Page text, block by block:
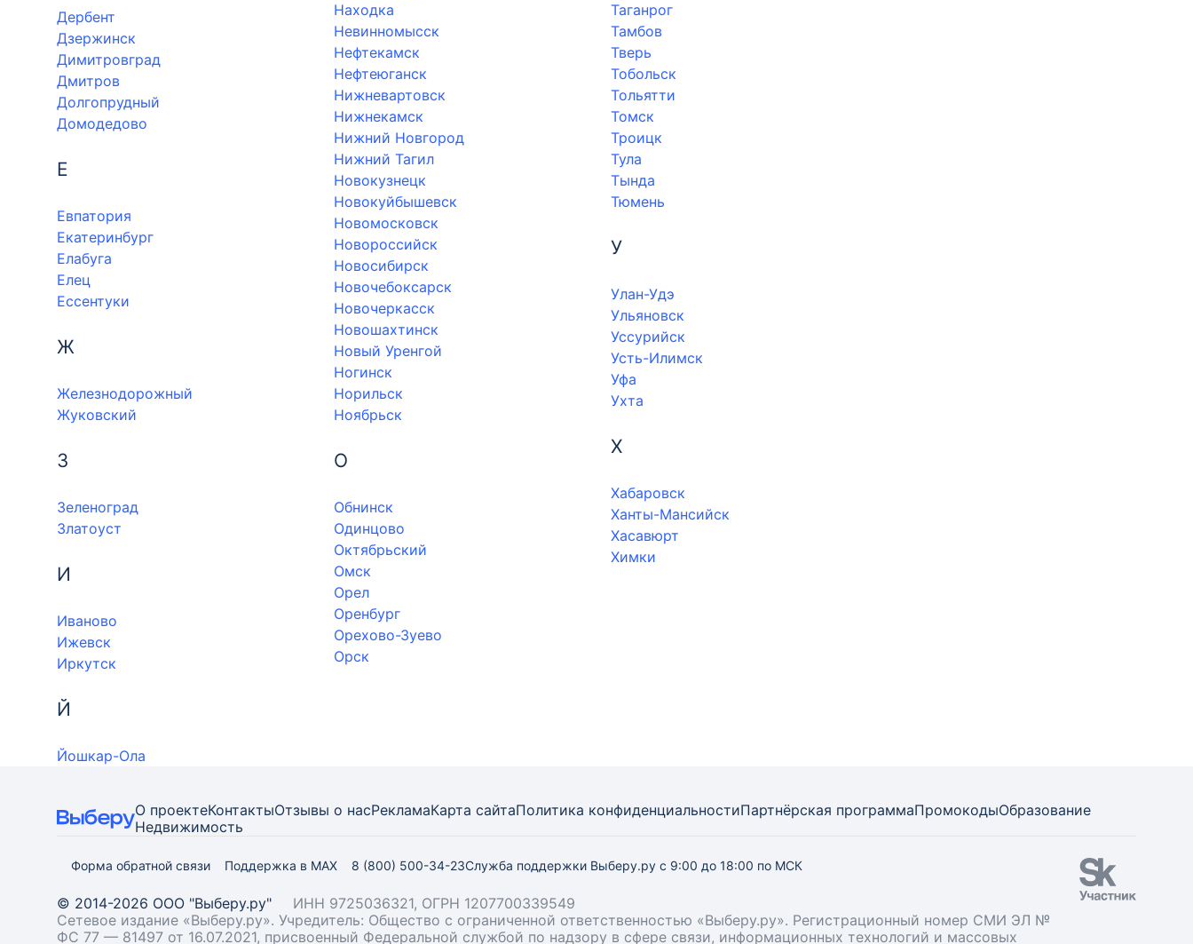
Дербент
Дзержинск
Димитровград
Дмитров
Долгопрудный
Домодедово
Е
Евпатория
Екатеринбург
Елабуга
Елец
Ессентуки
Ж
Железнодорожный
Жуковский
З
Зеленоград
Златоуст
И
Иваново
Ижевск
Иркутск
Й
Йошкар-Ола
Находка
Невинномысск
Нефтекамск
Нефтеюганск
Нижневартовск
Нижнекамск
Нижний Новгород
Нижний Тагил
Новокузнецк
Новокуйбышевск
Новомосковск
Новороссийск
Новосибирск
Новочебоксарск
Новочеркасск
Новошахтинск
Новый Уренгой
Ногинск
Норильск
Ноябрьск
О
Обнинск
Одинцово
Октябрьский
Омск
Орел
Оренбург
Орехово-Зуево
Орск
Таганрог
Тамбов
Тверь
Тобольск
Тольятти
Томск
Троицк
Тула
Тында
Тюмень
У
Улан-Удэ
Ульяновск
Уссурийск
Усть-Илимск
Уфа
Ухта
Х
Хабаровск
Ханты-Мансийск
Хасавюрт
Химки
О проектеКонтактыОтзывы о насРекламаКарта сайтаПолитика конфиденциальностиПартнёрская программаПромокодыОбразование
Недвижимость
Форма обратной связи Поддержка в MAX 8 (800) 500-34-23Служба поддержки Выберу.ру с 9:00 до 18:00 по МСК
© 2014-2026 ООО "Выберу.ру"
ИНН 9725036321, ОГРН 1207700339549
Сетевое издание «Выберу.ру». Учредитель: Общество с ограниченной ответственностью «Выберу.ру». Регистрационный номер СМИ ЭЛ №
ФС 77 — 81497 от 16.07.2021, присвоенный Федеральной службой по надзору в сфере связи, информационных технологий и массовых